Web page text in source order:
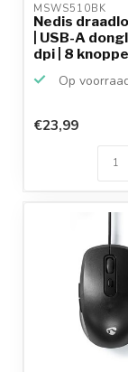
MSWS510BK
Nedis
| USB-A
dpi | 8
Op
€23,99